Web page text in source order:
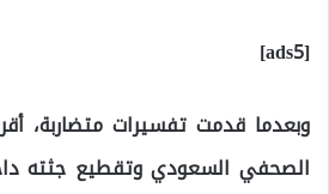
[ads5]
وبعدما قدمت تفسيرات متضاربة،
الصحفي السعودي وتقطيع جثته